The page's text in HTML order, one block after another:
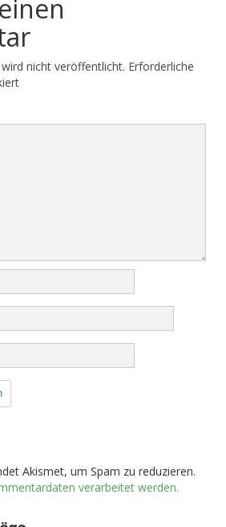
nicht veröffentlicht. Erforderliche
Akismet, um Spam zu reduzieren.
verarbeitet werden.